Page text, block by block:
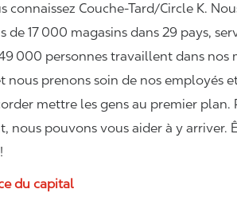
Couche-Tard/Circle K.
17 000 magasins dans 29 pays,
000 personnes travaillent dans nos
prenons soin de nos employés
mettre les gens au premier
nous pouvons vous aider à y arriver.
du capital